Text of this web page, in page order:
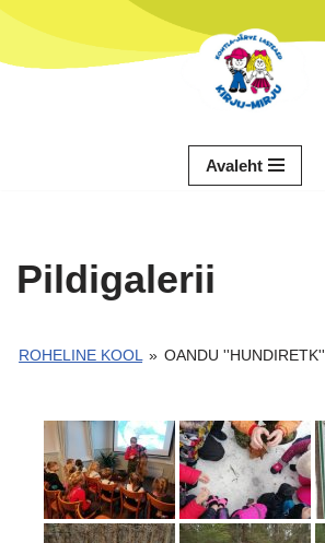
Avaleht
Pildigalerii
ROHELINE KOOL » OANDU ''HUNDIRETK''